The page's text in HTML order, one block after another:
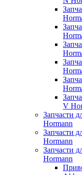
V
Запчасти
Hormann
Запчасти
Hormann
Запчасти
Hormann